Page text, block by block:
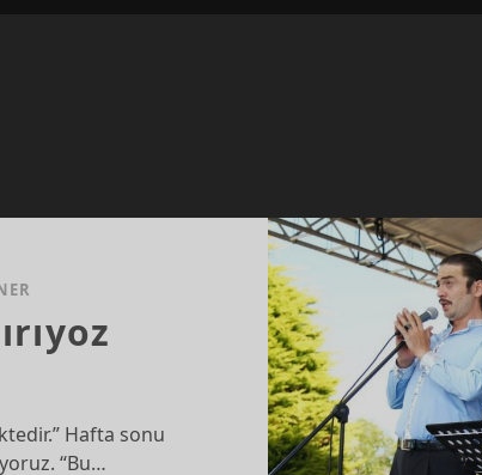
Hafta sonu
“Bu…